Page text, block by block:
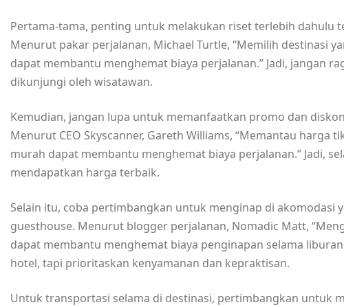
Pertama-tama, penting untuk melakukan riset terlebih dahulu
Menurut pakar perjalanan, Michael Turtle, “Memilih destinasi
dapat membantu menghemat biaya perjalanan.” Jadi, jangan
dikunjungi oleh wisatawan.
Kemudian, jangan lupa untuk memanfaatkan promo dan
Menurut CEO Skyscanner, Gareth Williams, “Memantau harga
murah dapat membantu menghemat biaya perjalanan.” Jadi,
mendapatkan harga terbaik.
Selain itu, coba pertimbangkan untuk menginap di akomodasi
guesthouse. Menurut blogger perjalanan, Nomadic Matt,
dapat membantu menghemat biaya penginapan selama
hotel, tapi prioritaskan kenyamanan dan kepraktisan.
Untuk transportasi selama di destinasi, pertimbangkan untuk